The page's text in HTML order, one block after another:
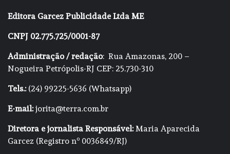
Editora Garcez Publicidade Ltda ME
CNPJ 02.775.725/0001-87
Administração / redação: Rua Amazonas, 200 –
Nogueira Petrópolis-RJ CEP: 25.730-310
Tels.:(24) 99225-5636 (Whatsapp)
E-mail:jorita@terra.com.br
Diretora e jornalista Responsável:Maria Aparecida
Garcez (Registro nº 0036849/RJ)